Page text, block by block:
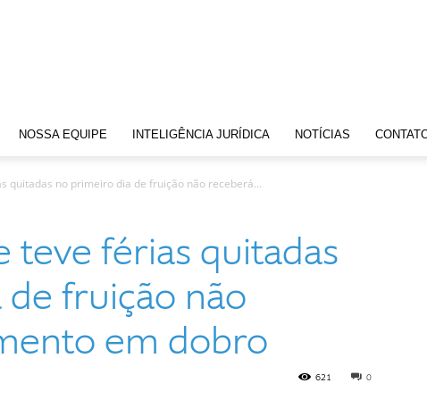
NOSSA EQUIPE INTELIGÊNCIA JURÍDICA NOTÍCIAS
quitadas no primeiro dia de fruição não receberá...
teve férias quitadas
fruição não
em dobro
0
621